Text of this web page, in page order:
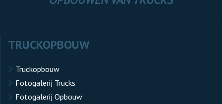
TRUCKOPBOUW
Truckopbouw
Fotogalerij Trucks
Fotogalerij Opbouw